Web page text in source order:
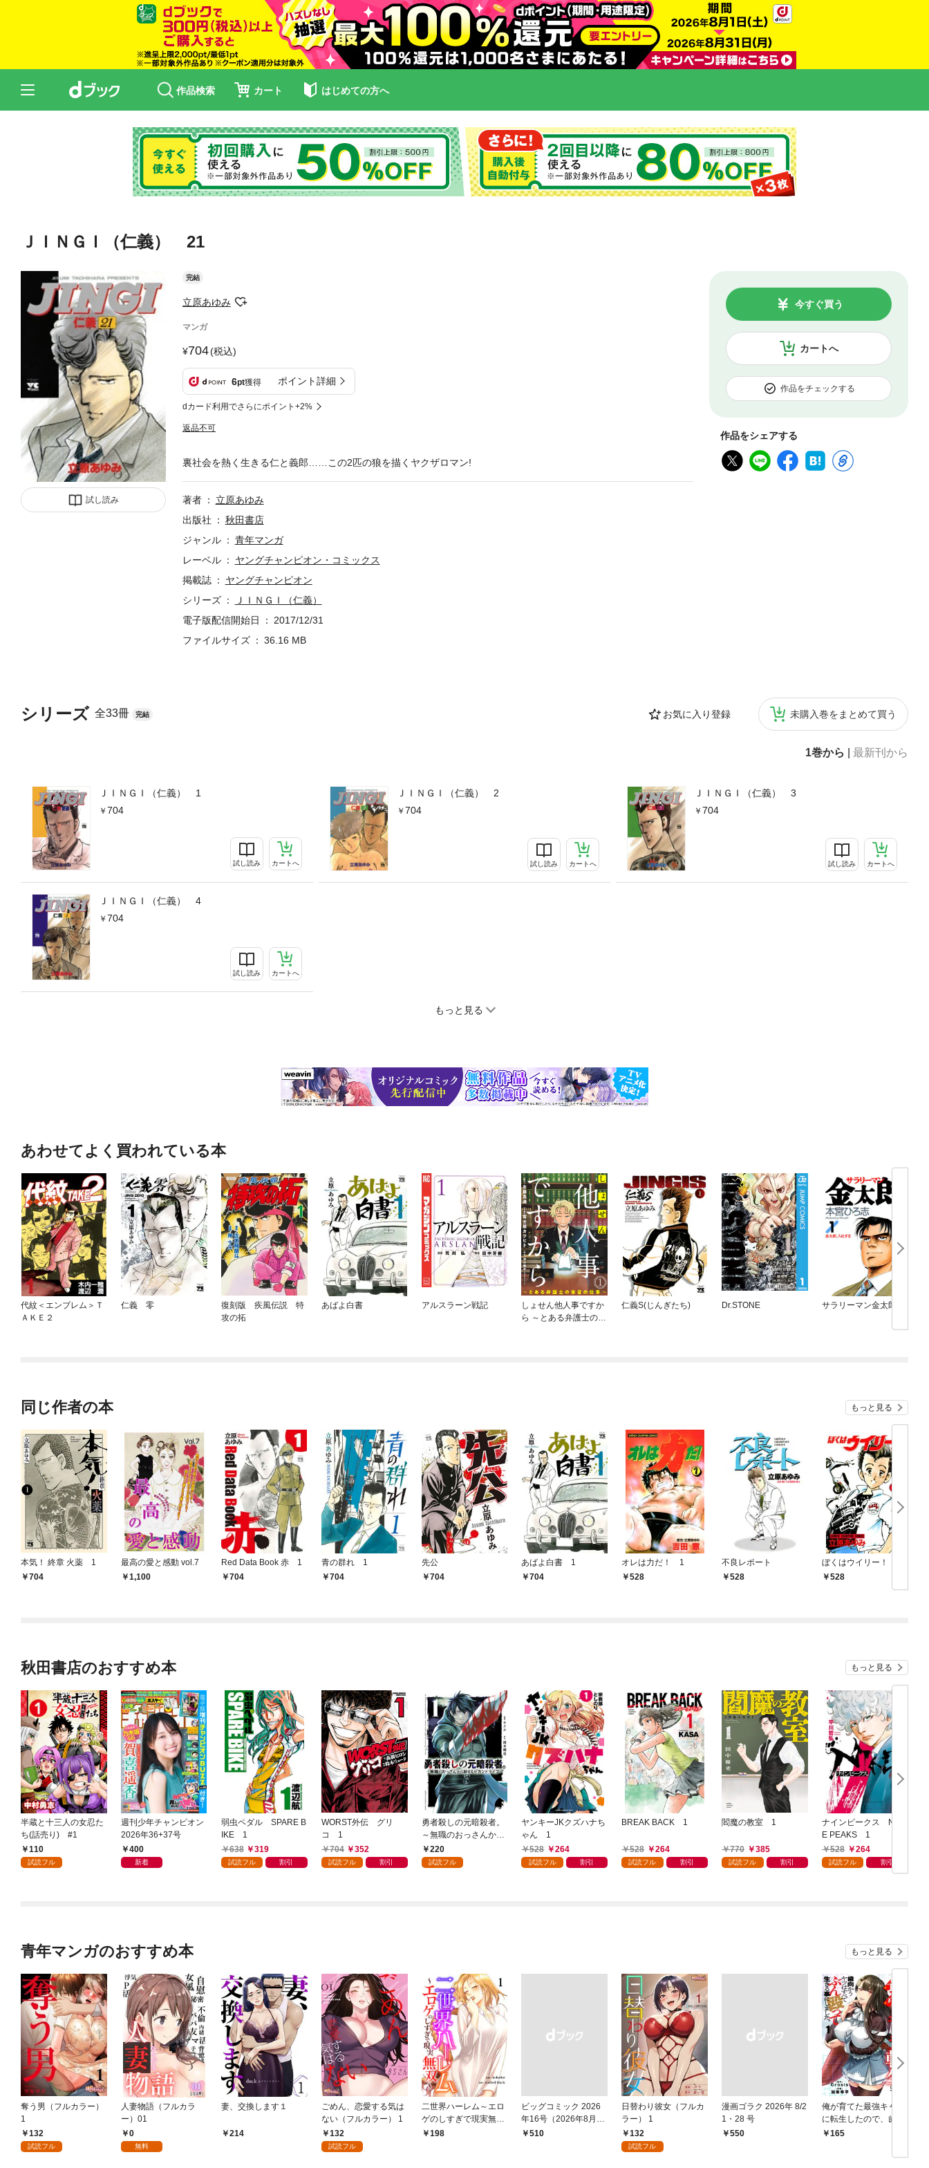
作品検索 カート はじめての方へ
ＪＩＮＧＩ（仁義） 21
試し読み
完結
立原あゆみ
マンガ
704(税込)
6pt獲得 ポイント詳細
dカード利用でさらにポイント+2%
返品不可
カートへ
今すぐ買う
作品をチェックする
作品をシェアする
シリーズ 全33冊 完結 お気に入り登録 未購入巻をまとめて買う
1巻から 最新刊から
ＪＩＮＧＩ（仁義） 1
704
試し読み カートへ
ＪＩＮＧＩ（仁義） 2
704
試し読み カートへ
ＪＩＮＧＩ（仁義） 3
704
試し読み カートへ
ＪＩＮＧＩ（仁義） 4
704
試し読み カートへ
もっと見る
裏社会を熱く生きる仁と義郎……この2匹の狼を描くヤクザロマン!
著者
立原あゆみ
出版社
秋田書店
ジャンル
青年マンガ
レーベル
ヤングチャンピオン・コミックス
掲載誌
ヤングチャンピオン
シリーズ
ＪＩＮＧＩ（仁義）
電子版配信開始日
2017/12/31
ファイルサイズ
36.16 MB
あわせてよく買われている本
代紋＜エンブレム＞Ｔ
ＡＫＥ２
仁義 零
復刻版 疾風伝説 特
攻の拓
あばよ白書 アルスラーン戦記
しょせん他人事ですか
ら ～とある弁護士の本
仁義S(じんぎたち) Dr.STONE サラリーマン金太郎
同じ作者の本 もっと見る
本気！ 終章 火薬 1
704
最高の愛と感動 vol.7
1,100
Red Data Book 赤 1
704
青の群れ 1
704
先公
704
あばよ白書 1
704
オレは力だ！ 1
528
不良レポート
528
ぼくはウイリー！ 1
528
秋田書店のおすすめ本 もっと見る
半蔵と十三人の女忍た
ち(話売り) #1
110
試読フル
週刊少年チャンピオン
2026年36+37号
400
新着
弱虫ペダル SPARE B
IKE 1
638
319
試読フル 割引
WORST外伝 グリ
コ 1
704
352
試読フル 割引
勇者殺しの元暗殺者。
～無職のおっさんから
始まるセカンドライフ
～(話売り) #1
220
試読フル
ヤンキーJKクズハナち
ゃん 1
528
264
試読フル 割引
BREAK BACK 1
528 264
試読フル 割引
閻魔の教室 1
770 385
試読フル 割引
ナインピークス NIN
E PEAKS 1
528
264
試読フル 割引
青年マンガのおすすめ本 もっと見る
奪う男（フルカラー）
1
132
試読フル
人妻物語（フルカラ
ー）01
0
無料
妻、交換します１
214
ごめん、恋愛する気は
ない（フルカラー） 1
132
試読フル
二世界ハーレム～エロ
ゲのしすぎで現実無双
～１198
ビッグコミック 2026
年16号（2026年8月7
日発売）
￥510
日替わり彼女（フルカ
ラー） 1
132
試読フル
漫画ゴラク 2026年 8/2
1・28 号
￥550
俺が育てた最強キャラ
に転生したので、歯向
かうヤツはすべてぶん
165